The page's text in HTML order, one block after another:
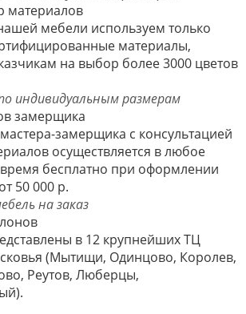
материалов
мебели используем только
материалы,
на выбор более 3000 цветов
замерщика
замерщика с консультацией
осуществляется в любое
бесплатно при оформлении
50 000 р.
в 12 крупнейших ТЦ
(Мытищи, Одинцово, Королев,
Реутов, Люберцы,